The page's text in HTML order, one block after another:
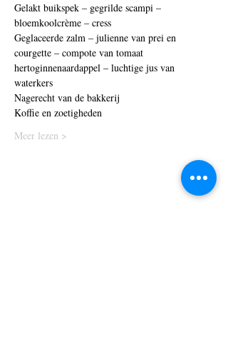
Gelakt buikspek – gegrilde scampi –
bloemkoolcrème – cress
Geglaceerde zalm – julienne van prei en
courgette – compote van tomaat
hertoginnenaardappel – luchtige jus van
waterkers
Nagerecht van de bakkerij
Koffie en zoetigheden
Meer lezen >